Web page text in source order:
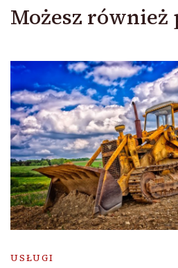
Możesz
USŁUGI